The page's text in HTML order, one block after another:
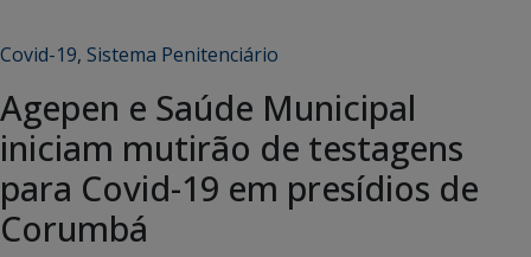
Covid-19, Sistema Penitenciário
Agepen e Saúde Municipal
iniciam mutirão de testagens
para Covid-19 em presídios de
Corumbá